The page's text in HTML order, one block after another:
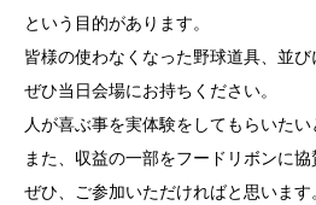
という目的があります。
皆様の使わなくなった野球道具、並び
ぜひ当日会場にお持ちください。
人が喜ぶ事を実体験をしてもらいたい
また、収益の一部をフードリボンに協
ぜひ、ご参加いただければと思います